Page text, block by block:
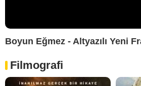
Boyun Eğmez - Altyazılı Yeni
Filmografi